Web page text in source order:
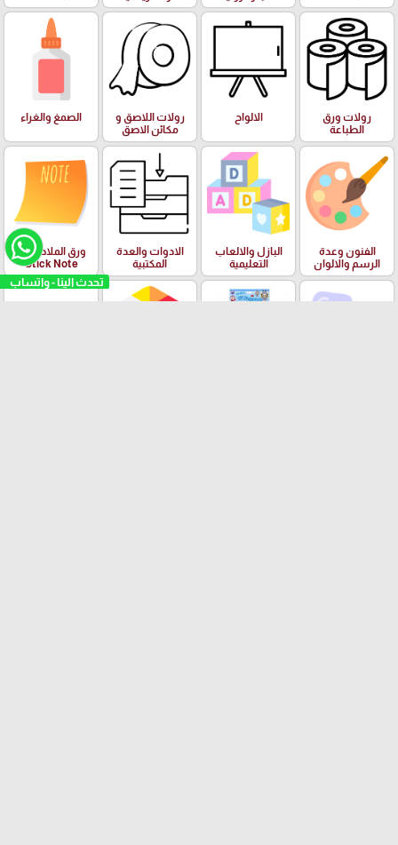
تحدث الينا - واتساب
رولات ورق
الطباعة
الالواح
رولات اللاصق و
مكائن الاصق
الصمغ والغراء
الفنون وعدة
الرسم والالوان
البازل والالعاب
التعليمية
الادوات والعدة
المكتبية
ورق الملاحظات
Stick Note